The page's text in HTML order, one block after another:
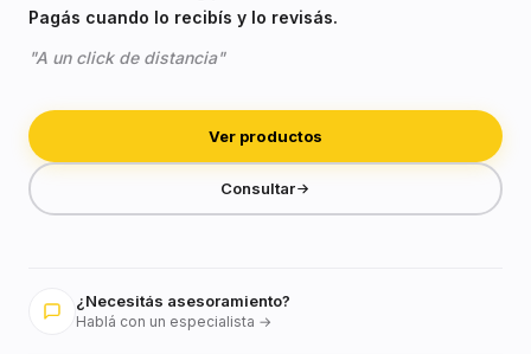
Pagás cuando lo recibís y lo revisás.
"A un click de distancia"
Ver productos
Consultar
¿Necesitás asesoramiento?
Hablá con un especialista →